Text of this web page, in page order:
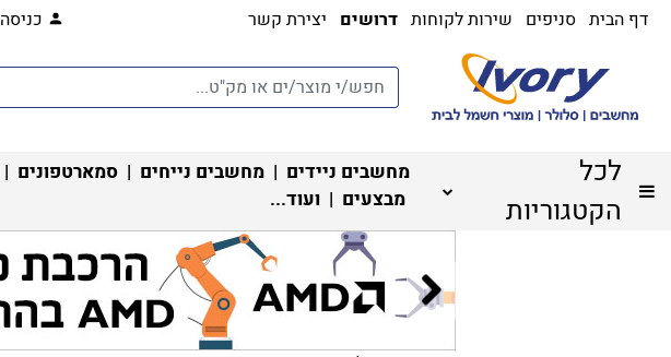
דף הבית סניפים שירות לקוחות דרושים יצירת קשר כניסה
לכל
הקטגוריות
מחשבים ניידים | מחשבים נייחים | סמארטפונים |
מבצעים | ועוד...